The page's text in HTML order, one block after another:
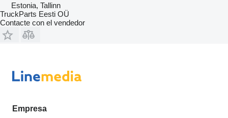
Estonia, Tallinn
TruckParts Eesti OÜ
Contacte con el vendedor
Empresa